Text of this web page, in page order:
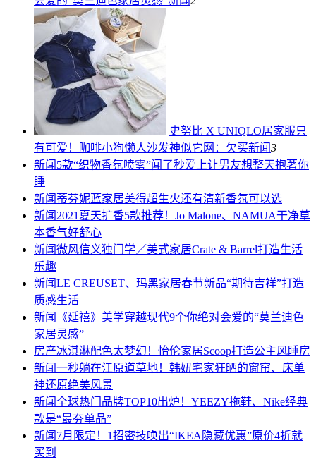
史努比 X UNIQLO居家服只
有可爱！咖啡小狗懒人沙发神似它网：欠买新闻3
新闻 5款“织物香氛喷雾”闻了秒爱上让男友想整天抱著你
睡
新闻 蒂芬妮蓝家居美得超生火还有清新香氛可以选
新闻 2021夏天扩香5款推荐！Jo Malone、NAMUA干净草
本香气好舒心
新闻微风信义独门学／美式家居Crate & Barrel打造生活
乐趣
新闻LE CREUSET、玛黑家居春节新品“期待吉祥”打造
质感生活
新闻
《延禧》美学穿越现代9个你绝对会爱的“莫兰迪色
家居灵感”
房产冰淇淋配色太梦幻！怡伦家居Scoop打造公主风睡房
新闻一秒躺在江原道草地！韩妞宅家狂晒的窗帘、床单
神还原绝美风景
新闻全球热门品牌TOP10出炉！YEEZY拖鞋、Nike经典
款是“最夯单品”
新闻 7月限定！1招密技唤出“IKEA隐藏优惠”原价4折就
买到